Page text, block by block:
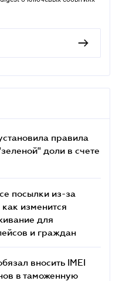
правила
доли в счете
посылки из-за
изменится
для
и граждан
вносить IMEI
в таможенную